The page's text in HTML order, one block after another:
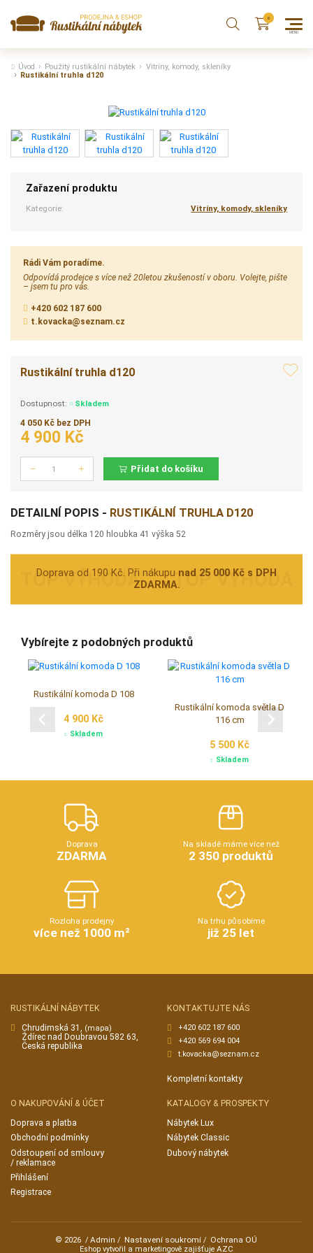
Úvod Použitý rustikální nábytek
Vitríny, komody, skleníky
Rustikální truhla d120
Zařazení produktu
Kategorie: Vitríny, komody, skleníky
Rádi Vám poradíme.
Odpovídá prodejce s více než 20letou zkušeností v oboru. Volejte, pište
– jsem tu pro vás.
+420 602 187 600
t.kovacka@seznam.cz
Rustikální truhla d120
Dostupnost:
Skladem
4 050 Kč bez DPH
4 900 Kč
Přidat do košíku
DETAILNÍ POPIS - RUSTIKÁLNÍ TRUHLA D120
Rozměry jsou délka 120 hloubka 41 výška 52
Doprava od 190 Kč. Při nákupu nad 25 000 Kč s DPH
ZDARMA.
Vybírejte z podobných produktů
Rustikální komoda D 108
4 900 Kč
Skladem
Rustikální komoda světla D
116 cm
5 500 Kč
Skladem
Doprava
ZDARMA
Na skladě máme více než
2 350 produktů
Rozloha prodejny
více než 1000 m²
Na trhu působíme
již 25 let
RUSTIKÁLNÍ NÁBYTEK
Chrudimská 31, (mapa)
Ždírec nad Doubravou 582 63,
Česká republika
KONTAKTUJTE NÁS
+420 602 187 600
+420 569 694 004
t.kovacka@seznam.cz
Kompletní kontakty
O NAKUPOVÁNÍ & ÚČET
Doprava a platba
Obchodní podmínky
Odstoupení od smlouvy
/ reklamace
Přihlášení
Registrace
KATALOGY & PROSPEKTY
Nábytek Lux
Nábytek Classic
Dubový nábytek
© 2026 / Admin / Nastavení soukromí / Ochrana OÚ
Eshop vytvořil a marketingově zajišťuje AZC